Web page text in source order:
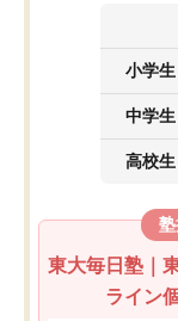
小学生
中学生
高校生
東大毎日塾｜
ライン